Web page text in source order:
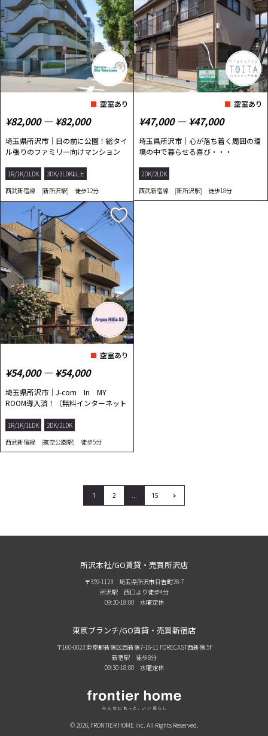
空室あり
¥82,000 ― ¥82,000
埼玉県所沢市｜目の前に公園！総タイ
ル張りのファミリー向けマンション
1R/1K/1LDK
3DK/3LDK以上
西武新宿線 [新所沢駅] 徒歩12分
空室あり
¥47,000 ― ¥47,000
埼玉県所沢市｜心が落ち着く周囲の環
境の中で暮らせる喜び・・・
2DK/2LDK
西武新宿線 [新所沢駅] 徒歩18分
空室あり
¥54,000 ― ¥54,000
埼玉県所沢市｜J-com In MY
ROOM導入済！（無料インターネット
1R/1K/1LDK
2DK/2LDK
西武新宿線 [航空公園駅] 徒歩5分
1 2 … 15 ›
所沢本社/GO賃貸・売買所沢店
〒359-1123 埼玉県所沢市日吉町28-7
所沢駅 西口より徒歩4分
09:30-18:00 水曜定休
東京ブランチ/GO賃貸・売買新宿店
〒160-0023 東京都新宿区西新宿7-16-11 FORECAST西新宿 5F
新宿駅 徒歩8分
09:30-18:00 水曜定休
© 2026, FRONTIER HOME Inc. All Rights Reserved.